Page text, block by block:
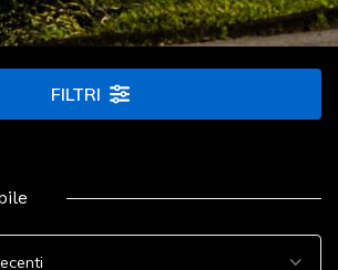
FILTRI